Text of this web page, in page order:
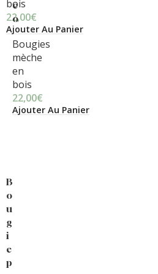
bois
22,00€
Ajouter Au Panier
c
o
Bougies
mèche
en
bois
22,00€
Ajouter Au Panier
B
o
u
g
i
e
p